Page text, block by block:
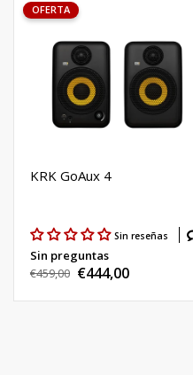
OFERTA
KRK GoAux 4
Sin reseñas
Sin preguntas
Precio
€459,00 Precio
de
€444,00